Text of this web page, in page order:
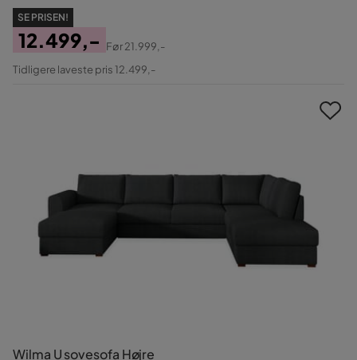
SE PRISEN!
Pris
12.499,-
Original
Før21.999,-
Tidligere laveste pris 12.499,-
Wilma U sovesofa Højre